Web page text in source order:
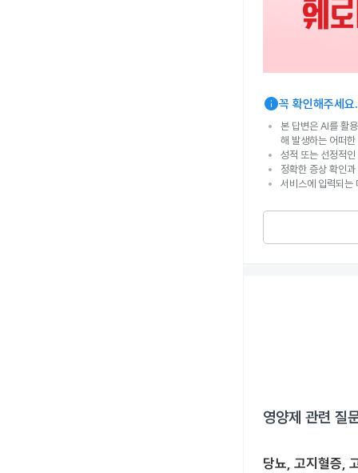
info꼭 확인해주세요.
본 답변은 AI를 활
해 발생하는 어떠
성적 또는 선정적
정확한 증상 확인
서비스에 입력되
영양제 관련 질
당뇨, 고지혈증,